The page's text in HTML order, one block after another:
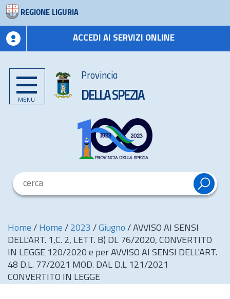
REGIONE LIGURIA
ACCEDI AI SERVIZI ONLINE
MENU
Provincia
DELLA SPEZIA
Home / Home / 2023 / Giugno / AVVISO AI SENSI
DELL'ART. 1,C. 2, LETT. B) DL 76/2020, CONVERTITO
IN LEGGE 120/2020 e per AVVISO AI SENSI DELL'ART.
48 D.L. 77/2021 MOD. DAL D.L 121/2021
CONVERTITO IN LEGGE